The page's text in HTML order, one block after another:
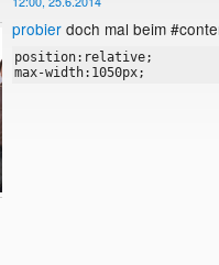
img.icon {
height:32px;
probierdoch mal beim
position:relative;
max-width:1050px;